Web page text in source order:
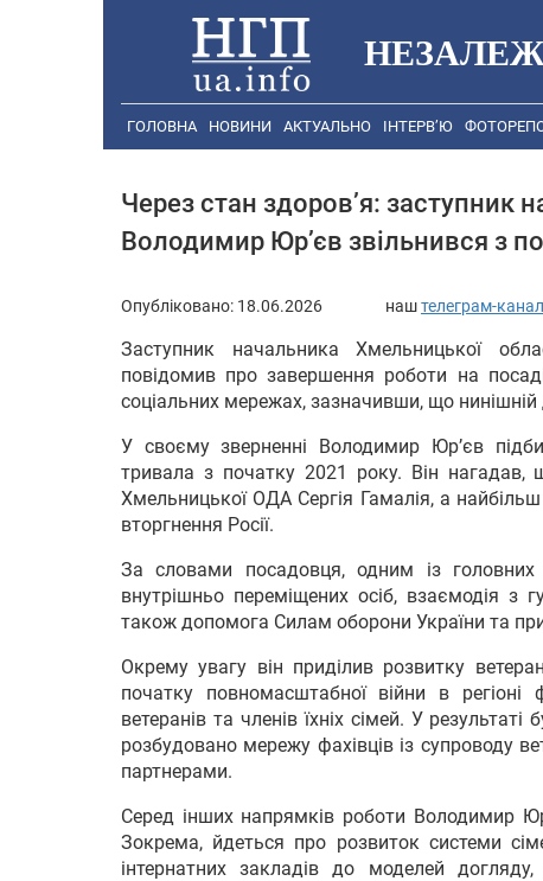
ГОЛОВНА НОВИНИ АКТУАЛЬНО ІНТЕРВ’Ю
Через стан здоров’я: заступник
Володимир Юр’єв звільнився з
Опубліковано: 18.06.2026 наштелеграм-канал
Заступник начальника Хмельницької
повідомив про завершення роботи на
соціальних мережах, зазначивши, що
У своєму зверненні Володимир Юр’єв
тривала з початку 2021 року. Він нагадав,
Хмельницької ОДА Сергія Гамалія, а
вторгнення Росії.
За словами посадовця, одним із головних
внутрішньо переміщених осіб, взаємодія з
також допомога Силам оборони України та
Окрему увагу він приділив розвитку
початку повномасштабної війни в
ветеранів та членів їхніх сімей. У
розбудовано мережу фахівців із супроводу
партнерами.
Серед інших напрямків роботи Володимир
Зокрема, йдеться про розвиток системи
інтернатних закладів до моделей